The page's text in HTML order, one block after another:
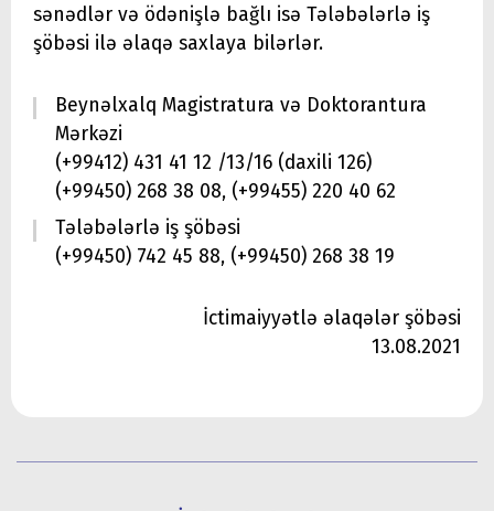
sənədlər və ödənişlə bağlı isə Tələbələrlə iş
şöbəsi ilə əlaqə saxlaya bilərlər.
Beynəlxalq Magistratura və Doktorantura
Mərkəzi
(+99412) 431 41 12 /13/16 (daxili 126)
(+99450) 268 38 08, (+99455) 220 40 62
Tələbələrlə iş şöbəsi
(+99450) 742 45 88, (+99450) 268 38 19
İctimaiyyətlə əlaqələr şöbəsi
13.08.2021